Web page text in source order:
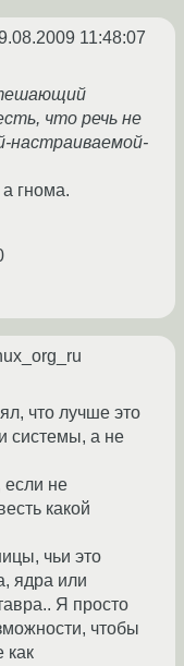
11:48:07
что речь не
настраиваемой-
гнома.
что лучше это
системы, а не
не
какой
чьи это
ядра или
Я просто
чтобы
как